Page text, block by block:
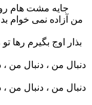
جایه مشت هام رو
من آزاده نمی خوام
بذار اوج بگیرم رها
دنبال من ، دنبال من ،
دنبال من ، دنبال من ،